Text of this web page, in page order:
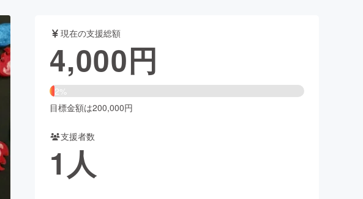
・パフォーマンス
ド・飲食店
メ・漫画
ーティー・ヘルスケア
現在の支援総額
4,000円
2%
目標金額は200,000円
支援者数
1人